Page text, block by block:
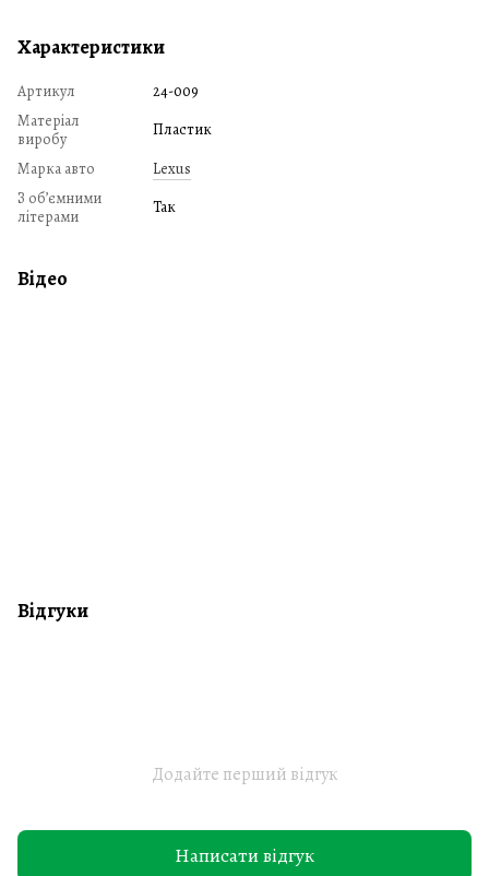
Характеристики
Артикул
24-009
Матеріал
виробу
Пластик
Марка авто
Lexus
З обʼємними
літерами
Так
Відео
Відгуки
Додайте перший відгук
Написати відгук